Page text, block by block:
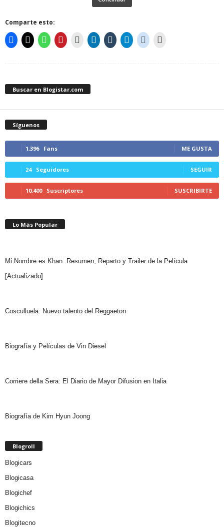
Comparte esto:
Buscar en Blogistar.com
Síguenos
1,396 Fans ME GUSTA
24 Seguidores SEGUIR
10,400 Suscriptores SUSCRIBIRTE
Lo Más Popular
Mi Nombre es Khan: Resumen, Reparto y Trailer de la Película
[Actualizado]
Cosculluela: Nuevo talento del Reggaeton
Biografía y Películas de Vin Diesel
Corriere della Sera: El Diario de Mayor Difusion en Italia
Biografía de Kim Hyun Joong
Blogroll
Blogicars
Blogicasa
Blogichef
Blogichics
Blogitecno